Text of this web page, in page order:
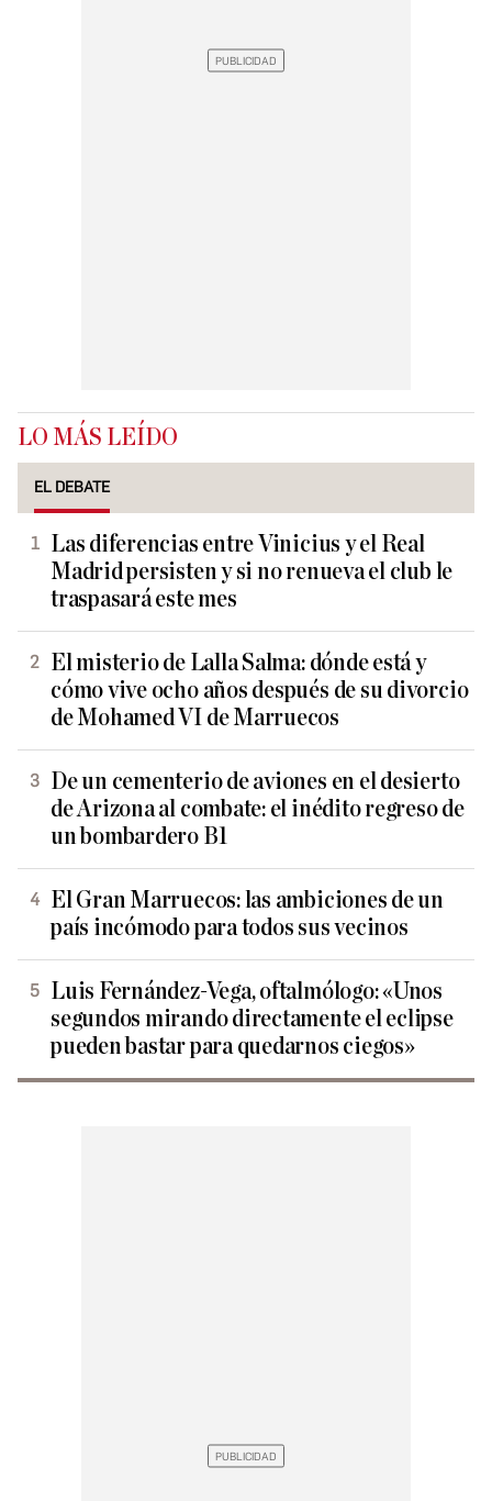
LO MÁS LEÍDO
EL DEBATE
Las diferencias entre Vinicius y el Real
Madrid persisten y si no renueva el club le
traspasará este mes
El misterio de Lalla Salma: dónde está y
cómo vive ocho años después de su divorcio
de Mohamed VI de Marruecos
De un cementerio de aviones en el desierto
de Arizona al combate: el inédito regreso de
un bombardero B1
El Gran Marruecos: las ambiciones de un
país incómodo para todos sus vecinos
Luis Fernández-Vega, oftalmólogo: «Unos
segundos mirando directamente el eclipse
pueden bastar para quedarnos ciegos»